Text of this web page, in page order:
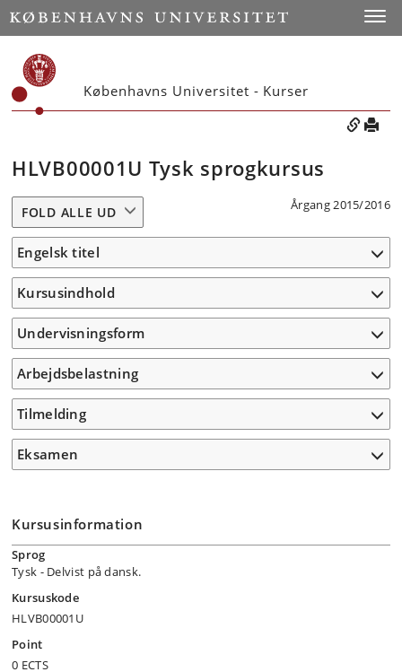
Københavns Universitet - Kurser
HLVB00001U Tysk sprogkursus
Årgang 2015/2016
FOLD ALLE UD
Engelsk titel
Kursusindhold
Undervisningsform
Arbejdsbelastning
Tilmelding
Eksamen
Kursusinformation
Sprog
Tysk - Delvist på dansk.
Kursuskode
HLVB00001U
Point
0 ECTS